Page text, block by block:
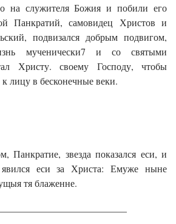
на служителя Божия и побили его
Панкратий, самовидец Христов и
подвизался добрым подвигом,
мученически7 и со святыми
Христу. своему Господу, чтобы
лицу в бесконечные веки.
Панкратие, звезда показался еси, и
явился еси за Христа: Емуже ныне
тя блаженне.